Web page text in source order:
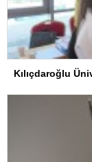
Kılıçdaroğlu